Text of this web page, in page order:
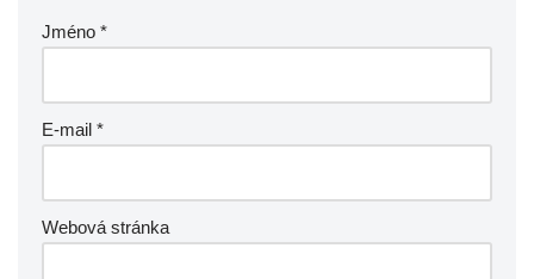
Jméno *
E-mail *
Webová stránka